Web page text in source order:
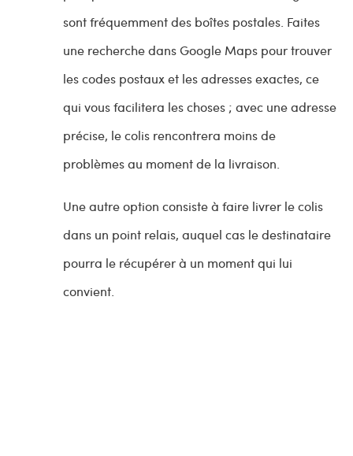
sont fréquemment des boîtes postales. Faites
une recherche dans Google Maps pour trouver
les codes postaux et les adresses exactes, ce
qui vous facilitera les choses ; avec une adresse
précise, le colis rencontrera moins de
problèmes au moment de la livraison.
Une autre option consiste à faire livrer le colis
dans un point relais, auquel cas le destinataire
pourra le récupérer à un moment qui lui
convient.